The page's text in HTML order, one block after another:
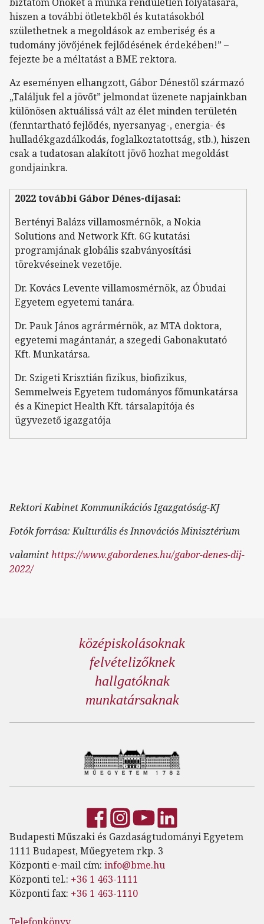
hiszen a további ötletekből és kutatásokból
születhetnek a megoldások az emberiség és a
tudomány jövőjének fejlődésének érdekében!” –
fejezte be a méltatást a BME rektora.
Az eseményen elhangzott, Gábor Dénestől származó
„Találjuk fel a jövőt” jelmondat üzenete napjainkban
különösen aktuálissá vált az élet minden területén
(fenntartható fejlődés, nyersanyag-, energia- és
hulladékgazdálkodás, foglalkoztatottság, stb.), hiszen
csak a tudatosan alakított jövő hozhat megoldást
gondjainkra.
2022 további Gábor Dénes-díjasai:
Bertényi Balázs villamosmérnök, a Nokia
Solutions and Network Kft. 6G kutatási
programjának globális szabványosítási
törekvéseinek vezetője.
Dr. Kovács Levente villamosmérnök, az Óbudai
Egyetem egyetemi tanára.
Dr. Pauk János agrármérnök, az MTA doktora,
egyetemi magántanár, a szegedi Gabonakutató
Kft. Munkatársa.
Dr. Szigeti Krisztián fizikus, biofizikus,
Semmelweis Egyetem tudományos főmunkatársa
és a Kinepict Health Kft. társalapítója és
ügyvezető igazgatója
Rektori Kabinet Kommunikációs Igazgatóság-KJ
Fotók forrása: Kulturális és Innovációs Minisztérium
valaminthttps://www.gabordenes.hu/gabor-denes-dij-
2022/
középiskolásoknak
felvételizőknek
hallgatóknak
munkatársaknak
Budapesti Műszaki és Gazdaságtudományi Egyetem
1111 Budapest, Műegyetem rkp. 3
Központi e-mail cím: info@bme.hu
Központi tel.: +36 1 463-1111
Központi fax: +36 1 463-1110